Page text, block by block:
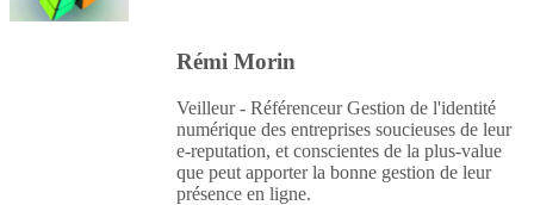
Rémi Morin
Veilleur - Référenceur Gestion de l'identité
numérique des entreprises soucieuses de leur
e-reputation, et conscientes de la plus-value
que peut apporter la bonne gestion de leur
présence en ligne.